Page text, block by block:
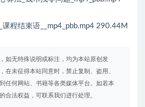
程结束语__mp4_pbb.mp4 290.44M
如无特殊说明或标注，均为本站原创发
在未征得本站同意时，禁止复制、盗用、
任何网站、书籍等各类媒体平台。如若本
合法权益，可联系我们进行处理。